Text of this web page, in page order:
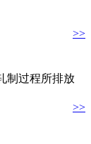
>>
制过程所排放
>>